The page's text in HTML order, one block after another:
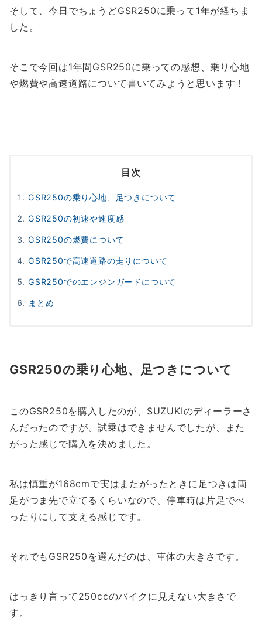
そして、今日でちょうどGSR250に乗って1年が経ちま
した。
そこで今回は1年間GSR250に乗っての感想、乗り心地
や燃費や高速道路について書いてみようと思います！
目次
GSR250の乗り心地、足つきについて
GSR250の初速や速度感
GSR250の燃費について
GSR250で高速道路の走りについて
GSR250でのエンジンガードについて
まとめ
GSR250の乗り心地、足つきについて
このGSR250を購入したのが、SUZUKIのディーラーさ
んだったのですが、試乗はできませんでしたが、また
がった感じで購入を決めました。
私は慎重が168cmで実はまたがったときに足つきは両
足がつま先で立てるくらいなので、停車時は片足でべ
ったりにして支える感じです。
それでもGSR250を選んだのは、車体の大きさです。
はっきり言って250ccのバイクに見えない大きさで
す。